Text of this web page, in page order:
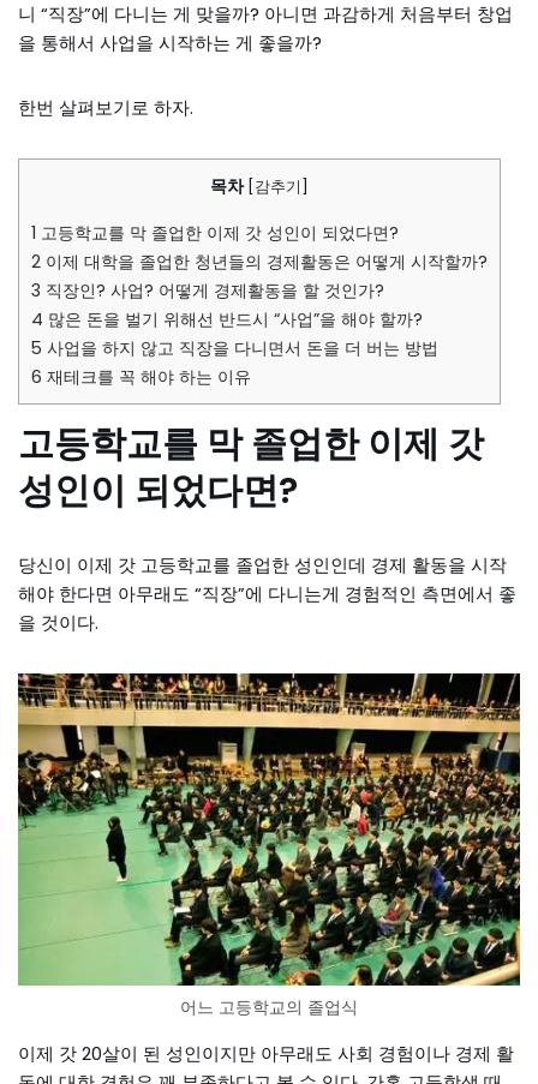
니 “직장”에 다니는 게 맞을까? 아니면 과감하게 처음부터 창업
을 통해서 사업을 시작하는 게 좋을까?
한번 살펴보기로 하자.
목차 감추기
1 고등학교를 막 졸업한 이제 갓 성인이 되었다면?
2 이제 대학을 졸업한 청년들의 경제활동은 어떻게 시작할까?
3 직장인? 사업? 어떻게 경제활동을 할 것인가?
4 많은 돈을 벌기 위해선 반드시 “사업”을 해야 할까?
5 사업을 하지 않고 직장을 다니면서 돈을 더 버는 방법
6 재테크를 꼭 해야 하는 이유
고등학교를 막 졸업한 이제 갓
성인이 되었다면?
당신이 이제 갓 고등학교를 졸업한 성인인데 경제 활동을 시작
해야 한다면 아무래도 “직장”에 다니는게 경험적인 측면에서 좋
을 것이다.
어느 고등학교의 졸업식
이제 갓 20살이 된 성인이지만 아무래도 사회 경험이나 경제 활